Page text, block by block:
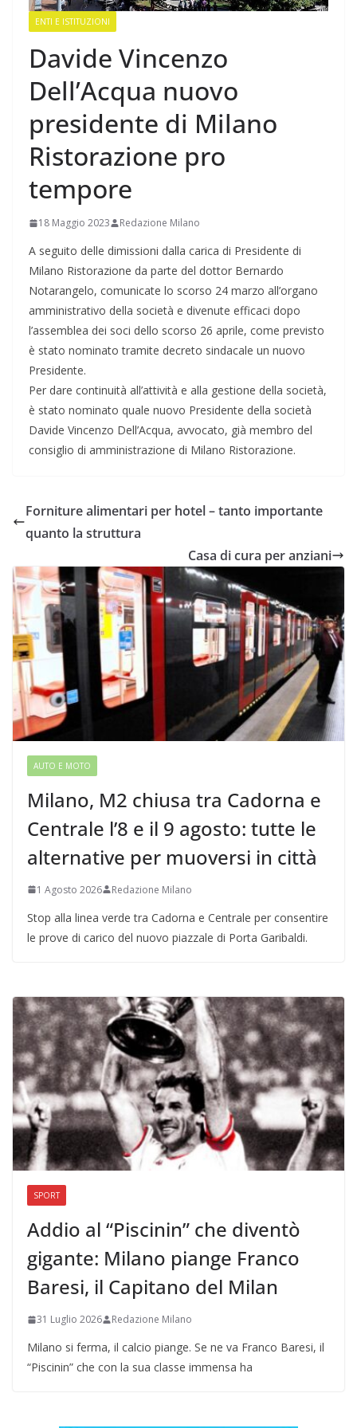
ENTI E ISTITUZIONI
Davide Vincenzo
Dell’Acqua nuovo
presidente di Milano
Ristorazione pro
tempore
18 Maggio 2023 Redazione Milano
A seguito delle dimissioni dalla carica di Presidente di
Milano Ristorazione da parte del dottor Bernardo
Notarangelo, comunicate lo scorso 24 marzo all’organo
amministrativo della società e divenute efficaci dopo
l’assemblea dei soci dello scorso 26 aprile, come previsto
è stato nominato tramite decreto sindacale un nuovo
Presidente.
Per dare continuità all’attività e alla gestione della società,
è stato nominato quale nuovo Presidente della società
Davide Vincenzo Dell’Acqua, avvocato, già membro del
consiglio di amministrazione di Milano Ristorazione.
Forniture alimentari per hotel – tanto importante
quanto la struttura
Casa di cura per anziani
AUTO E MOTO
Milano, M2 chiusa tra Cadorna e
Centrale l’8 e il 9 agosto: tutte le
alternative per muoversi in città
1 Agosto 2026 Redazione Milano
Stop alla linea verde tra Cadorna e Centrale per consentire
le prove di carico del nuovo piazzale di Porta Garibaldi.
SPORT
Addio al “Piscinin” che diventò
gigante: Milano piange Franco
Baresi, il Capitano del Milan
31 Luglio 2026 Redazione Milano
Milano si ferma, il calcio piange. Se ne va Franco Baresi, il
“Piscinin” che con la sua classe immensa ha